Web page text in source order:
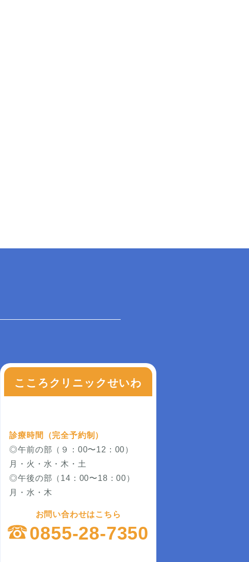
こころクリニックせいわ
診療時間（完全予約制）
◎午前の部（９：00〜12：00）
月・火・水・木・土
◎午後の部（14：00〜18：00）
月・水・木
お問い合わせはこちら
0855-28-7350